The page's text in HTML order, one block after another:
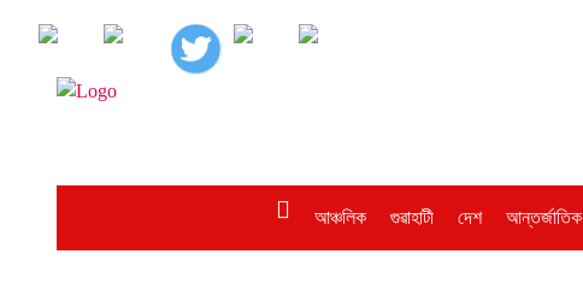
আঞ্চলিক গুৱাহাটী দেশ আন্তৰ্জাতিক